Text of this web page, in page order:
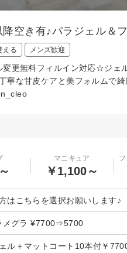
降空き有♪パラジェル
える メンズ歓迎
更無料フィルイン対応☆ジェ
寧な甘皮ケアと美フォルムで
マニキュア
￥1,100～
はこちらを選択お願いします♪
メグラ ¥7700⇒5700
ル＋マットコート10本付￥